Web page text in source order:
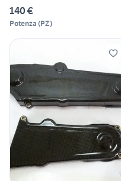
140 €
Potenza (PZ)